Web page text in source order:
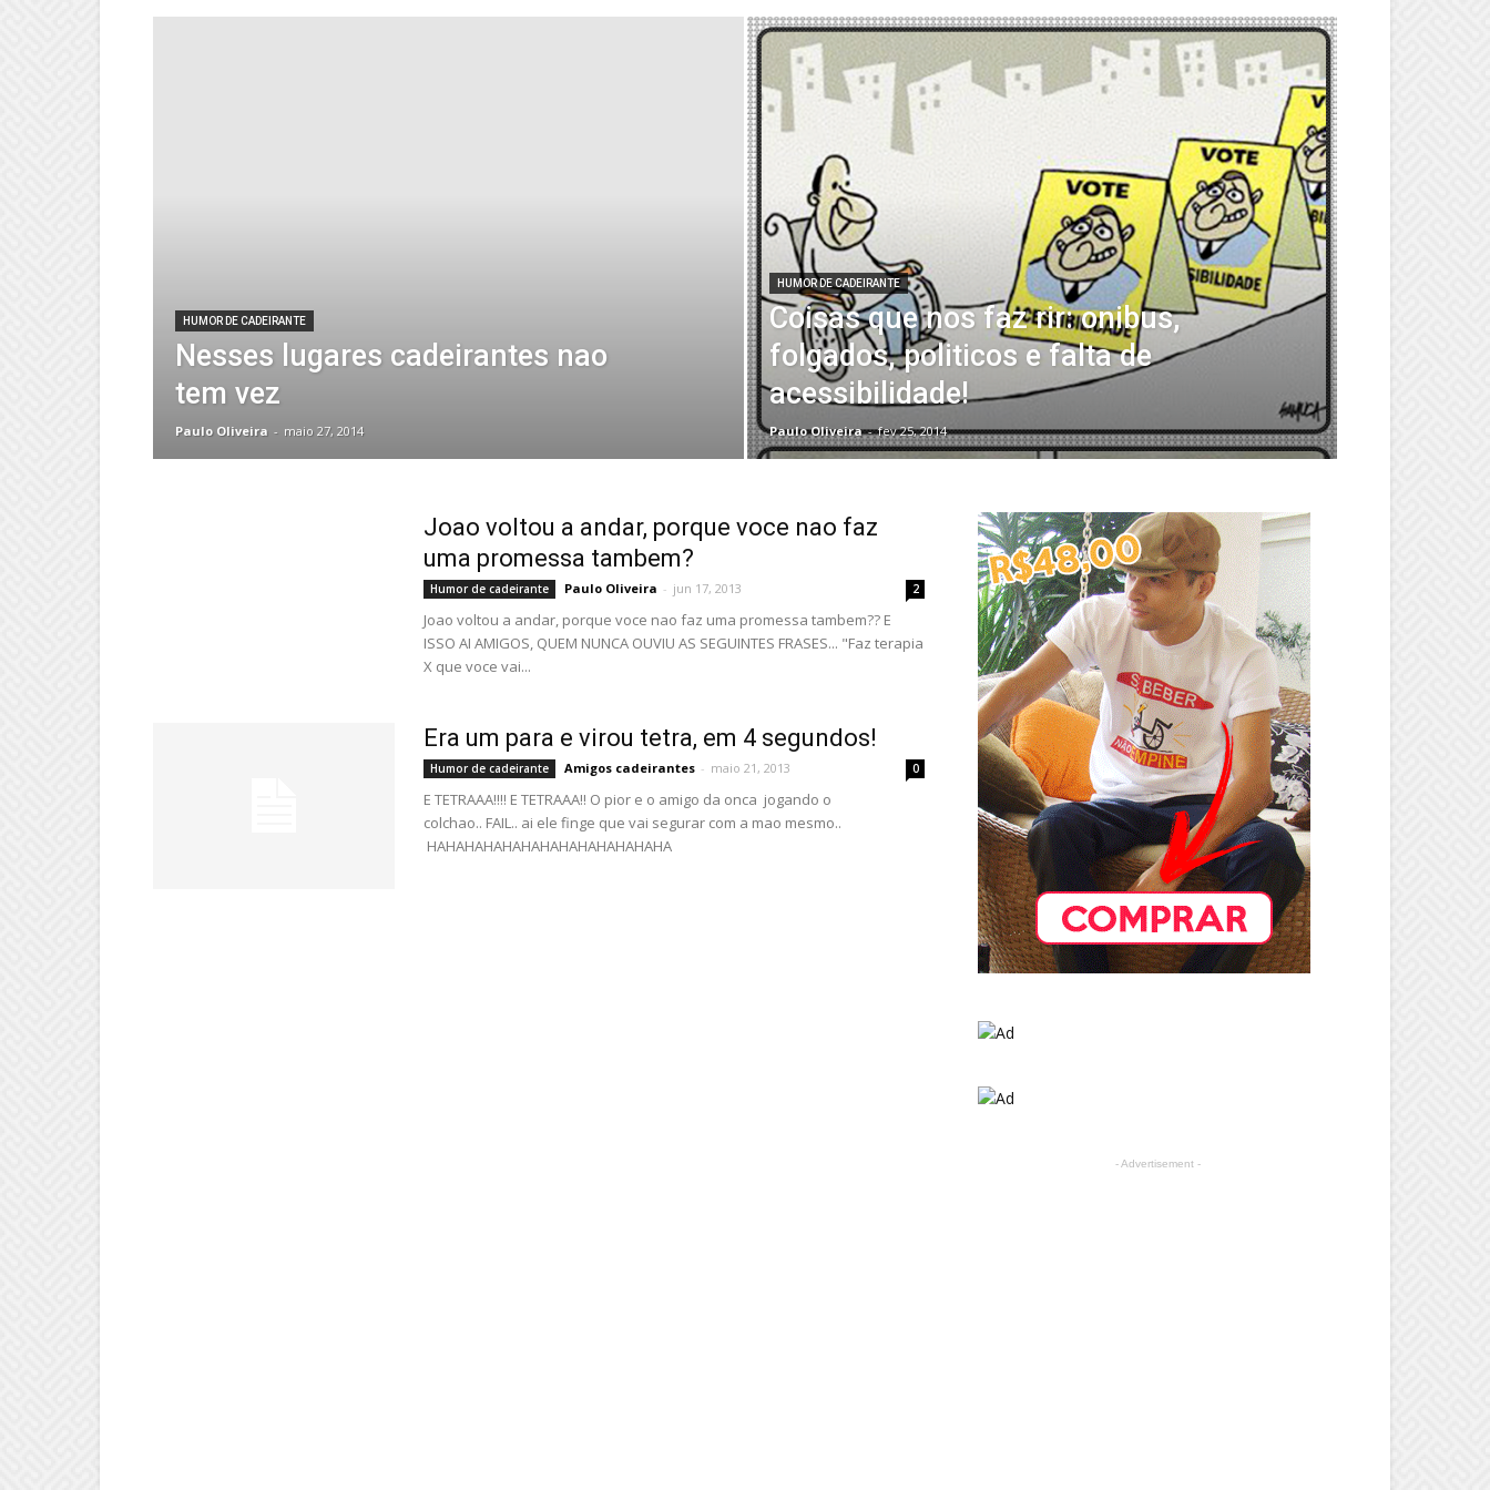
HUMOR DE CADEIRANTE
Nesses lugares cadeirantes nao
tem vez
Paulo Oliveira - maio 27, 2014
HUMOR DE CADEIRANTE
Coisas que nos faz rir: onibus,
folgados, politicos e falta de
acessibilidade!
Paulo Oliveira - fev 25, 2014
Joao voltou a andar, porque voce nao faz
uma promessa tambem?
Humor de cadeirante Paulo Oliveira - jun 17, 2013 2
Joao voltou a andar, porque voce nao faz uma promessa tambem?? E
ISSO AI AMIGOS, QUEM NUNCA OUVIU AS SEGUINTES FRASES... "Faz terapia
X que voce vai...
Era um para e virou tetra, em 4 segundos!
Humor de cadeirante Amigos cadeirantes - maio 21, 2013 0
E TETRAAA!!!! E TETRAAA!! O pior e o amigo da onca jogando o
colchao.. FAIL.. ai ele finge que vai segurar com a mao mesmo..
HAHAHAHAHAHAHAHAHAHAHAHAHA
- Advertisement -